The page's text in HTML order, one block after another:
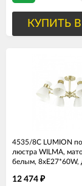
КУПИТЬ
4535/8C LUMION
люстра WILMA,
белым, 8хЕ27*60W,
12 474 ₽